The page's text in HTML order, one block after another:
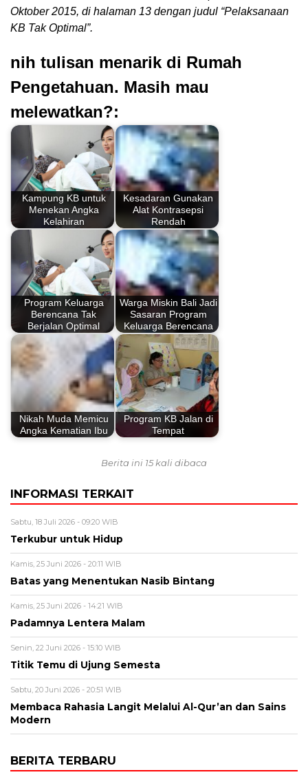
Oktober 2015, di halaman 13 dengan judul “Pelaksanaan
KB Tak Optimal”.
nih tulisan menarik di Rumah
Pengetahuan. Masih mau
melewatkan?:
Kampung KB untuk
Menekan Angka
Kelahiran
Kesadaran Gunakan
Alat Kontrasepsi
Rendah
Program Keluarga
Berencana Tak
Berjalan Optimal
Warga Miskin Bali Jadi
Sasaran Program
Keluarga Berencana
Nikah Muda Memicu
Angka Kematian Ibu
Program KB Jalan di
Tempat
Berita ini 15 kali dibaca
INFORMASI TERKAIT
Sabtu, 18 Juli 2026 - 09:20 WIB
Terkubur untuk Hidup
Kamis, 25 Juni 2026 - 20:11 WIB
Batas yang Menentukan Nasib Bintang
Kamis, 25 Juni 2026 - 14:21 WIB
Padamnya Lentera Malam
Senin, 22 Juni 2026 - 15:10 WIB
Titik Temu di Ujung Semesta
Sabtu, 20 Juni 2026 - 20:51 WIB
Membaca Rahasia Langit Melalui Al-Qur’an dan Sains
Modern
BERITA TERBARU